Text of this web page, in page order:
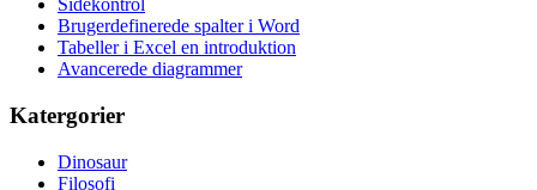
Sidekontrol
Brugerdefinerede spalter i Word
Tabeller i Excel en introduktion
Avancerede diagrammer
Katergorier
Dinosaur
Filosofi